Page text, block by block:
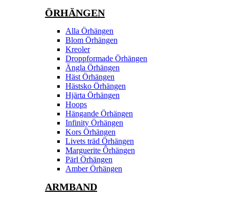
ÖRHÄNGEN
Alla Örhängen
Blom Örhängen
Kreoler
Droppformade Örhängen
Ängla Örhängen
Häst Örhängen
Hästsko Örhängen
Hjärta Örhängen
Hoops
Hängande Örhängen
Infinity Örhängen
Kors Örhängen
Livets träd Örhängen
Marguerite Ôrhängen
Pärl Örhängen
Amber Örhängen
ARMBAND